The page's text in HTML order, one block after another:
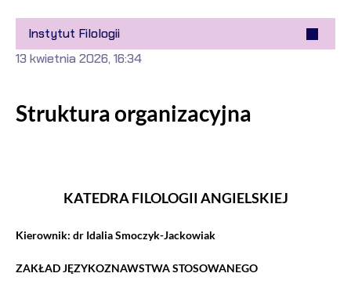
Instytut Filologii
Struktura organizacyjna
13 kwietnia 2026, 16:34
KATEDRA FILOLOGII ANGIELSKIEJ
Kierownik: dr Idalia Smoczyk-Jackowiak
ZAKŁAD JĘZYKOZNAWSTWA STOSOWANEGO